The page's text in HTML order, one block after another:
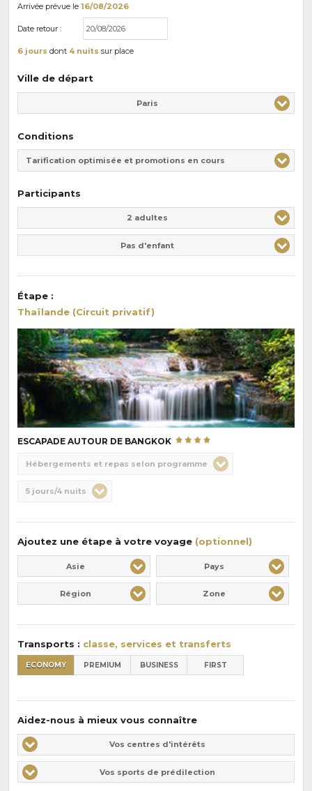
Arrivée prévue le 16/08/2026
Date retour :
6 jours dont 4 nuits sur place
Ville de départ
Paris
Conditions
Tarification optimisée et promotions en cours
Participants
2 adultes
Pas d'enfant
Étape :
Thaïlande (Circuit privatif)
ESCAPADE AUTOUR DE BANGKOK
:
Hébergements et repas selon programme
Durée
5 jours/4 nuits
Ajoutez une étape à votre voyage (optionnel)
Asie Pays
Région Zone
Transports : classe, services et transferts
ECONOMY PREMIUM BUSINESS FIRST
Aidez-nous à mieux vous connaître
Vos
centres
d'intérêts
Vos centres d'intérêts
Vos
sports
Vos sports de prédilection